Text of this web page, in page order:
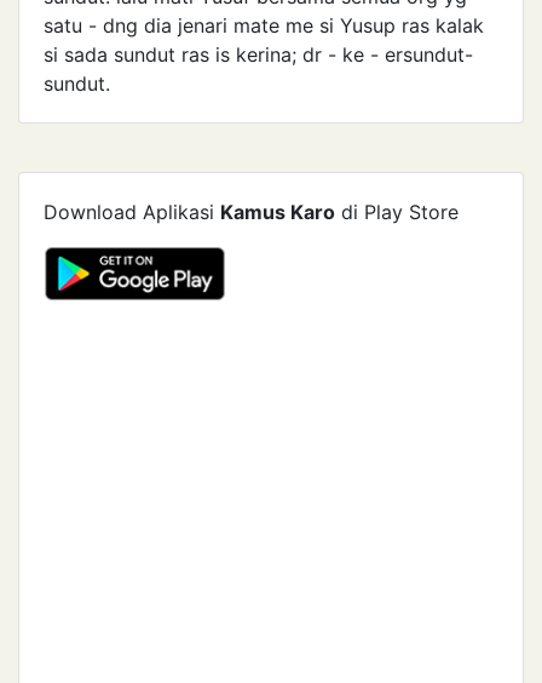
satu - dng dia jenari mate me si Yusup ras kalak
si sada sundut ras is kerina; dr - ke - ersundut-
sundut.
Download Aplikasi Kamus Karo di Play Store